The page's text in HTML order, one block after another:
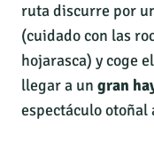
ruta discurre por
(cuidado con las
hojarasca) y coge el
llegar a un gran
espectáculo otoñal